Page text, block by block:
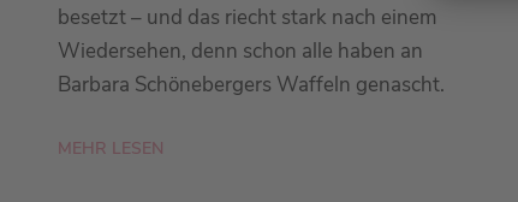
besetzt – und das riecht stark nach einem
Wiedersehen, denn schon alle haben an
Barbara Schönebergers Waffeln genascht.
MEHR LESEN